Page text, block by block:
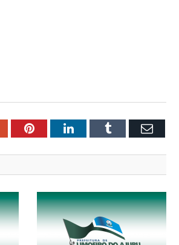
PinterestLinkedInTumblr Email